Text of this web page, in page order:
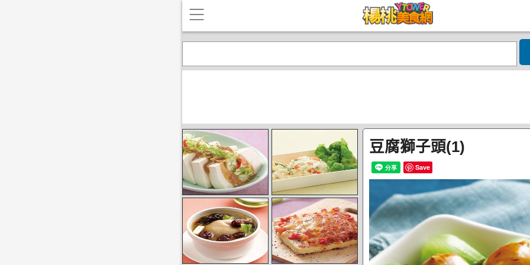
豆腐獅子頭(1)
Save